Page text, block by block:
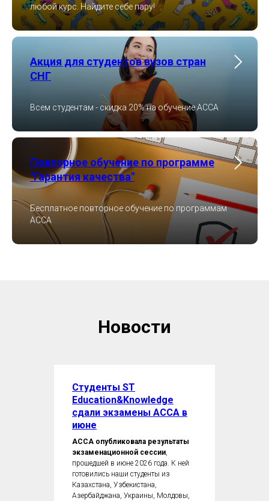
любой курс. Найдите себе пару!
Акция для студентов вузов стран
СНГ
Всем студентам - скидка 20% на обучение ACCA
Повторное обучение по программе
"Гарантия качества"
Бесплатное повторное обучение по программам
ACCA
Новости
Студенты ST
Education&Knowledge
сдали экзамены ACCA в
июне
ACCA опубликовала результаты
экзаменационной сессии
прошедшей в июне 2026 года. К ней
готовились наши студенты из
Казахстана, Узбекистана,
Азербайджана, Украины, Молдовы,